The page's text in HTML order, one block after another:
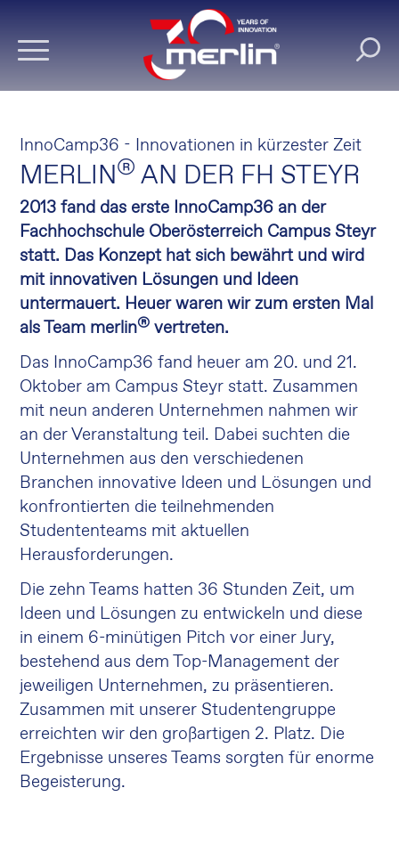
InnoCamp36 - Innovationen in kürzester Zeit
MERLIN® AN DER FH STEYR
2013 fand das erste InnoCamp36 an der
Fachhochschule Oberösterreich Campus Steyr
statt. Das Konzept hat sich bewährt und wird
mit innovativen Lösungen und Ideen
untermauert. Heuer waren wir zum ersten Mal
als Team merlin® vertreten.
Das InnoCamp36 fand heuer am 20. und 21.
Oktober am Campus Steyr statt. Zusammen
mit neun anderen Unternehmen nahmen wir
an der Veranstaltung teil. Dabei suchten die
Unternehmen aus den verschiedenen
Branchen innovative Ideen und Lösungen und
konfrontierten die teilnehmenden
Studententeams mit aktuellen
Herausforderungen.
Die zehn Teams hatten 36 Stunden Zeit, um
Ideen und Lösungen zu entwickeln und diese
in einem 6-minütigen Pitch vor einer Jury,
bestehend aus dem Top-Management der
jeweiligen Unternehmen, zu präsentieren.
Zusammen mit unserer Studentengruppe
erreichten wir den großartigen 2. Platz. Die
Ergebnisse unseres Teams sorgten für enorme
Begeisterung.